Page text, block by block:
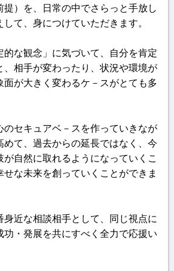
提）を、日常の中でさらっと手放し
て、身につけていただきます。
的な観念」に気づいて、自分を肯定
、相手が変わったり、状況や環境が
面が大きく変わるケ－スがとても多
のセキュアベ－スを作っていきなが
めて、過去からの延長ではなく、今
が自然に取れるようになっていくこ
せな未来を創っていくことができま
身近な相談相手として、同じ視点に
功・発展を共にすべく全力で応援い